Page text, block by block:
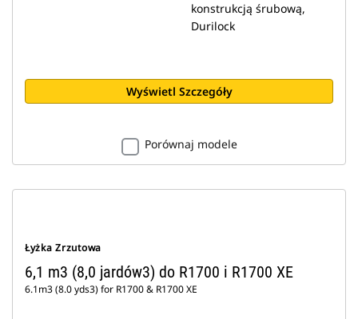
konstrukcją śrubową,
Durilock
Wyświetl Szczegóły
Porównaj modele
Łyżka Zrzutowa
6,1 m3 (8,0 jardów3) do R1700 i R1700 XE
6.1m3 (8.0 yds3) for R1700 & R1700 XE